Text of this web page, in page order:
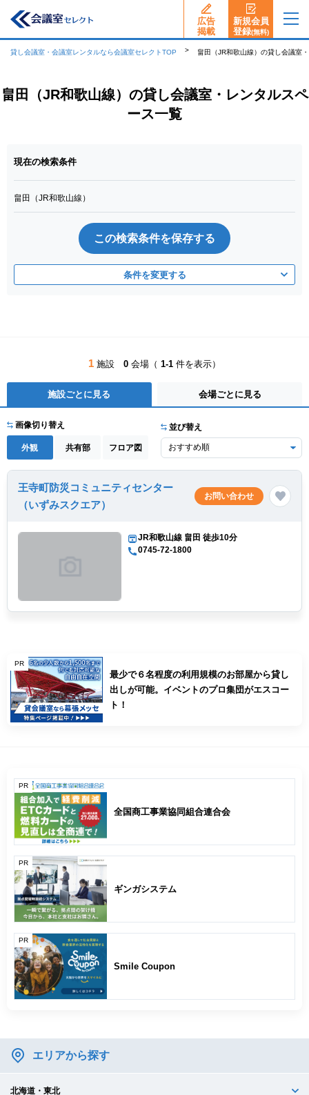
広告
揭載
新規会員
登録(無料)
貸し会議室・会議室レンタルなら会議室セレクトTOP 畠田（JR和歌山線）の貸し会議室
畠田（JR和歌山線）の貸し会議室・レンタルスペ
ース一覧
現在の検索条件
畠田（JR和歌山線）
この検索条件を保存する
条件を変更する
1 施設 0 会場（ 1-1 件を表示）
施設ごとに見る 会場ごとに見る
画像切り替え
外観 共有部 フロア図
並び替え
王寺町防災コミュニティセンター
（いずみスクエア）
お問い合わせ
JR和歌山線 畠田 徒歩10分
0745-72-1800
PR
最少で６名程度の利用規模のお部屋から貸し
出しが可能。イベントのプロ集団がエスコー
ト！
PR
全国商工事業協同組合連合会
PR
ギンガシステム
PR
Smile Coupon
エリアから探す
北海道・東北